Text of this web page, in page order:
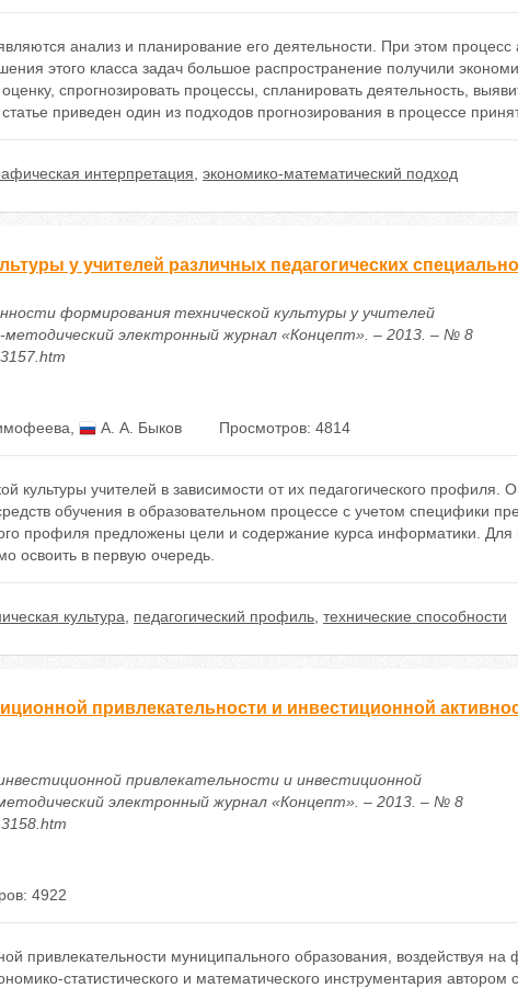
анализ и планирование его деятельности. При этом процесс
этого класса задач большое распространение получили
спрогнозировать процессы, спланировать деятельность,
приведен один из подходов прогнозирования в процессе
интерпретация экономико-математический подход
у учителей различных педагогических
формирования технической культуры у учителей
методический электронный журнал «Концепт». – 2013. – № 8
А. А. Быков Просмотров: 4814
учителей в зависимости от их педагогического профиля.
обучения в образовательном процессе с учетом специфики
профиля предложены цели и содержание курса информатики. Для
освоить в первую очередь.
культура педагогический профиль технические способности
привлекательности и инвестиционной
привлекательности и инвестиционной
электронный журнал «Концепт». – 2013. – № 8
4922
привлекательности муниципального образования, воздействуя на
статистического и математического инструментария автором